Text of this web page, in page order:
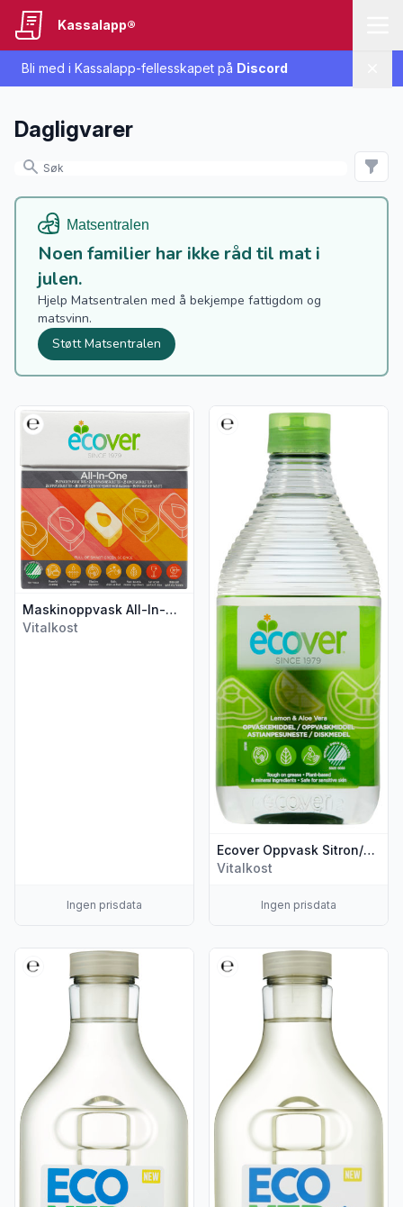
Bli med i Kassalapp-fellesskapet på Discord
Kassalapp®
Dagligvarer
Noen familier har ikke råd til mat i
julen.
Hjelp Matsentralen med å bekjempe fattigdom og
matsvinn.
Støtt Matsentralen
Maskinoppvask All-In-One 25stk Ecover
Vitalkost
Ingen prisdata
Vis flere detaljer for produktet "Maskinoppvask All-In-One
Ecover Oppvask Sitron/Aloe Vera 450ml
Vitalkost
Ingen prisdata
Vis flere detaljer for
Vis flere detaljer for produktet "Ecover Tøyvask Farget Tøy
Vis flere detaljer for